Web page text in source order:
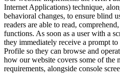
Internet Applications) technique,
behavioral changes, to ensure blind
readers are able to read,
functions. As soon as a user with a
they immediately receive a prompt to
Profile so they can browse and
how our website covers some of the
requirements, alongside console